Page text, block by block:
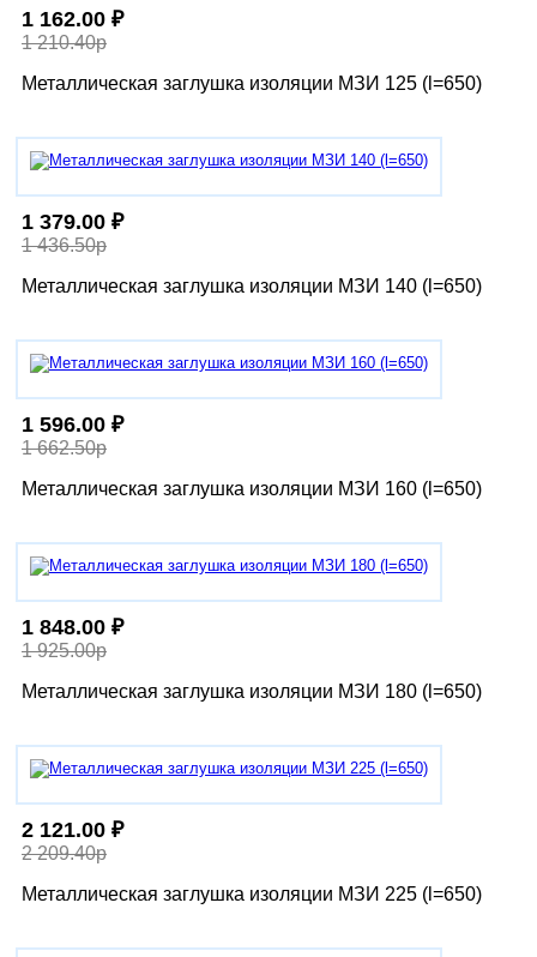
1 162.00 ₽
1 210.40р
Металлическая заглушка изоляции МЗИ 125 (l=650)
1 379.00 ₽
1 436.50р
Металлическая заглушка изоляции МЗИ 140 (l=650)
1 596.00 ₽
1 662.50р
Металлическая заглушка изоляции МЗИ 160 (l=650)
1 848.00 ₽
1 925.00р
Металлическая заглушка изоляции МЗИ 180 (l=650)
2 121.00 ₽
2 209.40р
Металлическая заглушка изоляции МЗИ 225 (l=650)